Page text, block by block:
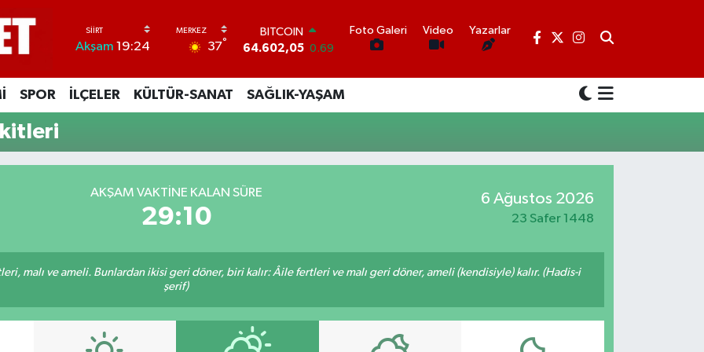
Akşam 19:24 37°
BITCOIN
64.602,05 0.69
47,6006 0.06
EURO
55,0250 0.02
GRAM ALTIN
BİST100
Foto Galeri Video Yazarlar
SPOR İLÇELER KÜLTÜR-SANAT SAĞLIK-YAŞAM
AKŞAM VAKTINE KALAN SÜRE
29:09
6 Ağustos 2026
23 Safer 1448
malı ve ameli. Bunlardan ikisi geri döner, biri kalır: Âile fertleri ve malı geri döner, ameli (kendisiyle) kalır. (Hadis-i
şerif)